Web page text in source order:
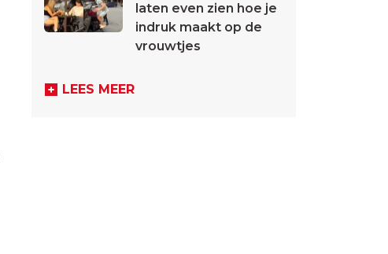
laten even zien hoe je
indruk maakt op de
vrouwtjes
LEES MEER